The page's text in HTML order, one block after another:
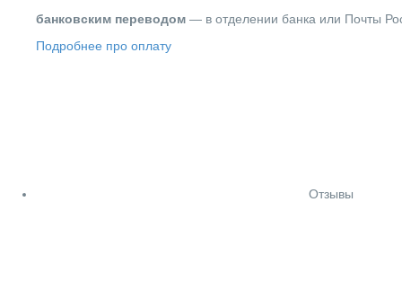
банковским переводом — в отделении банка или Почты
Подробнее про оплату
Отзывы